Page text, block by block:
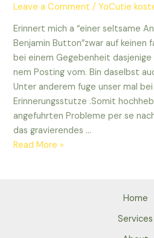
Leave a Comment /YoCutie
Erinnert mich a “einer seltsame
Benjamin Button”zwar auf keinen
bei einem Gegebenheit
nem Posting vom. Bin daselbst
Unter anderem fuge unser mal bei
Erinnerungsstutze .Somit
angefuhrten Probleme per se
das gravierendes …
Erinnert
Read More »
Home
Services